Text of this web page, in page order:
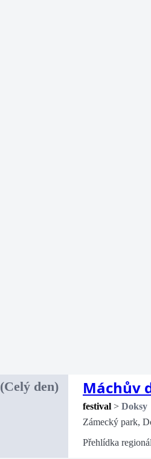
(Celý den) Máchův
festival > Doksy
Zámecký park,
Přehlídka